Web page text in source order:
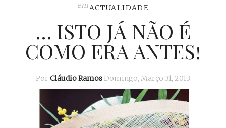
emACTUALIDADE
… ISTO JÁ NÃO É
COMO ERA ANTES!
Por Cláudio RamosDomingo, Março 31, 2013